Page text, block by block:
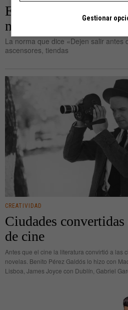
El enterrador, una
nadie se acuerda
La norma que dice «Dejen salir antes
ascensores, tiendas
CREATIVIDAD
Ciudades convertidas
de cine
Antes que el cine la literatura convirtió a las
novelas. Benito Pérez Galdós lo hizo con
Lisboa, James Joyce con Dublín, Gabriel
Gestionar